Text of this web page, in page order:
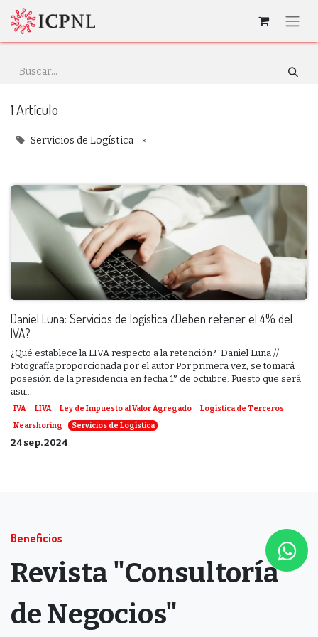
1 Artículo
Servicios de Logística ×
Daniel Luna: Servicios de logística ¿Deben retener el 4% del
IVA?
¿Qué establece la LIVA respecto a la retención? ​ Daniel Luna //
Fotografía proporcionada por el autor Por primera vez, se tomará
posesión de la presidencia en fecha 1° de octubre. Puesto que será
asu...
IVA LIVA Ley de Impuesto al Valor Agregado
Logística de Terceros
Nearshoring
Servicios de Logística
24 sep. 2024
Beneficios
Revista "Consultoría
de Negocios"